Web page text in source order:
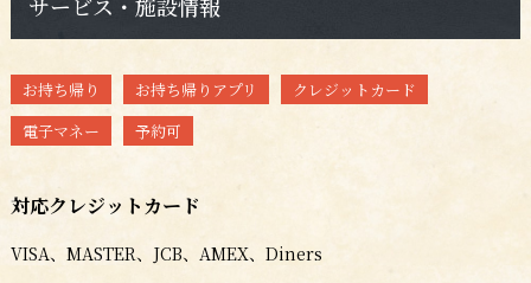
お持ち帰り お持ち帰りアプリ
クレジットカード
電子マネー
予約可
対応クレジットカード
VISA、MASTER、JCB、AMEX、Diners